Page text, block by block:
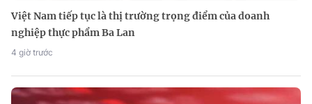
Việt Nam tiếp tục là thị trường trọng điểm của doanh
nghiệp thực phẩm Ba Lan
4 giờ trước